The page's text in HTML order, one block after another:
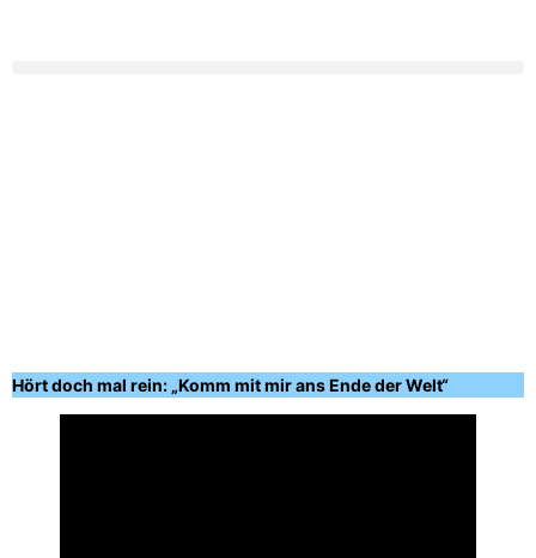
Hört doch mal rein: „Komm mit mir ans Ende der Welt“